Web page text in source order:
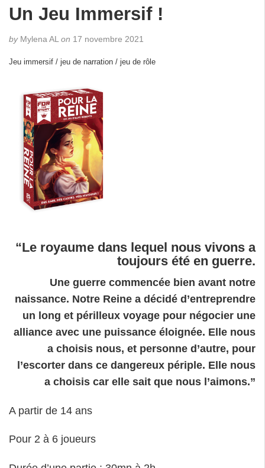
Un Jeu Immersif !
byMylena AL on 17 novembre 2021
Jeu immersif / jeu de narration / jeu de rôle
“Le royaume dans lequel nous vivons a
toujours été en guerre.
Une guerre commencée bien avant notre
naissance. Notre Reine a décidé d’entreprendre
un long et périlleux voyage pour négocier une
alliance avec une puissance éloignée. Elle nous
a choisis nous, et personne d’autre, pour
l’escorter dans ce dangereux périple. Elle nous
a choisis car elle sait que nous l’aimons.”
A partir de 14 ans
Pour 2 à 6 joueurs